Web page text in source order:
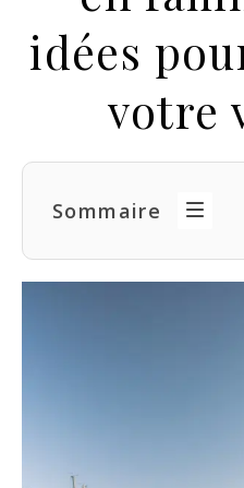
idées
votre
Sommaire